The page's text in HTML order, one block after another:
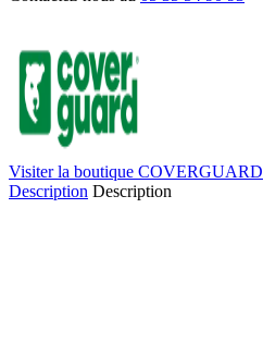
Visiter la boutique COVERGUARD
Description Description